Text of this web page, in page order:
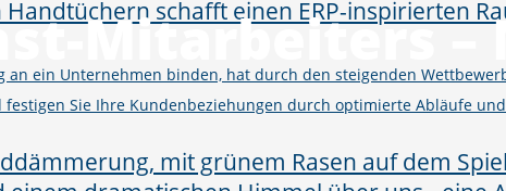
ein Unternehmen binden, hat durch den steigenden
Sie Ihre Kundenbeziehungen durch optimierte Abläufe
Mitarbeiters –